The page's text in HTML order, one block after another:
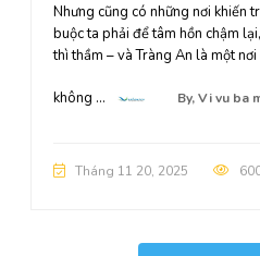
Nhưng cũng có những nơi khiến
buộc ta phải để tâm hồn chậm
thì thầm – và Tràng An là một
không ... By,Vi vu ba
Tháng 11 20, 2025